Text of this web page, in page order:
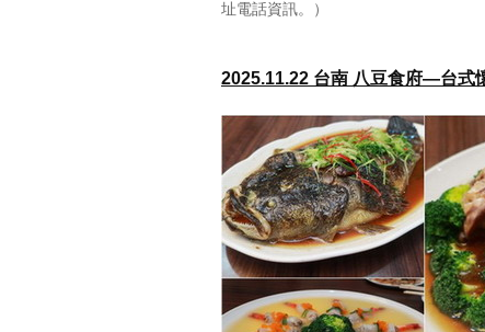
址電話資訊。）
2025.11.22 台南 八豆食府—台式